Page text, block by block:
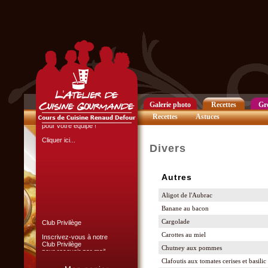
Galerie photo Recettes
Recettes
Astuces
Chef d'entreprise, responsable
de groupe...
Organisez un repas de fin
d'année original, atelier cuisine
pour votre équipe !
Cliquer ici...
Inscrivez-vous à notre
pour recevoir par mail
toutes les nouveautés
du site.
Cliquer ici...
Divers
Autres
Aligot de l'Aubrac
Banane au bacon
Cargolade
Carottes au miel
Chutney aux pommes
Clafoutis aux tomates cerises et basilic